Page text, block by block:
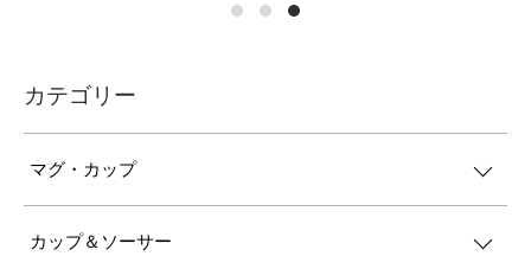
カテゴリー
マグ・カップ
カップ＆ソーサー